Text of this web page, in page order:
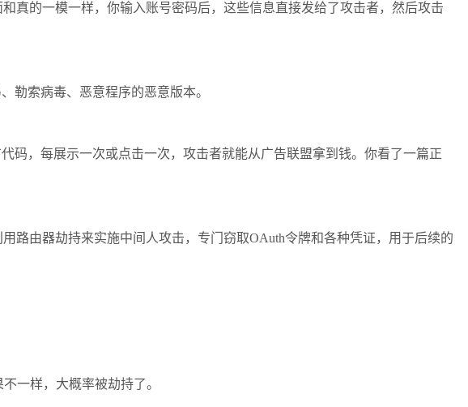
的一模一样，你输入账号密码后，这些信息直接发给了攻击者，然后攻击
索病毒、恶意程序的恶意版本。
，每展示一次或点击一次，攻击者就能从广告联盟拿到钱。你看了一篇正
由器劫持来实施中间人攻击，专门窃取OAuth令牌和各种凭证，用于后续的
一样，大概率被劫持了。